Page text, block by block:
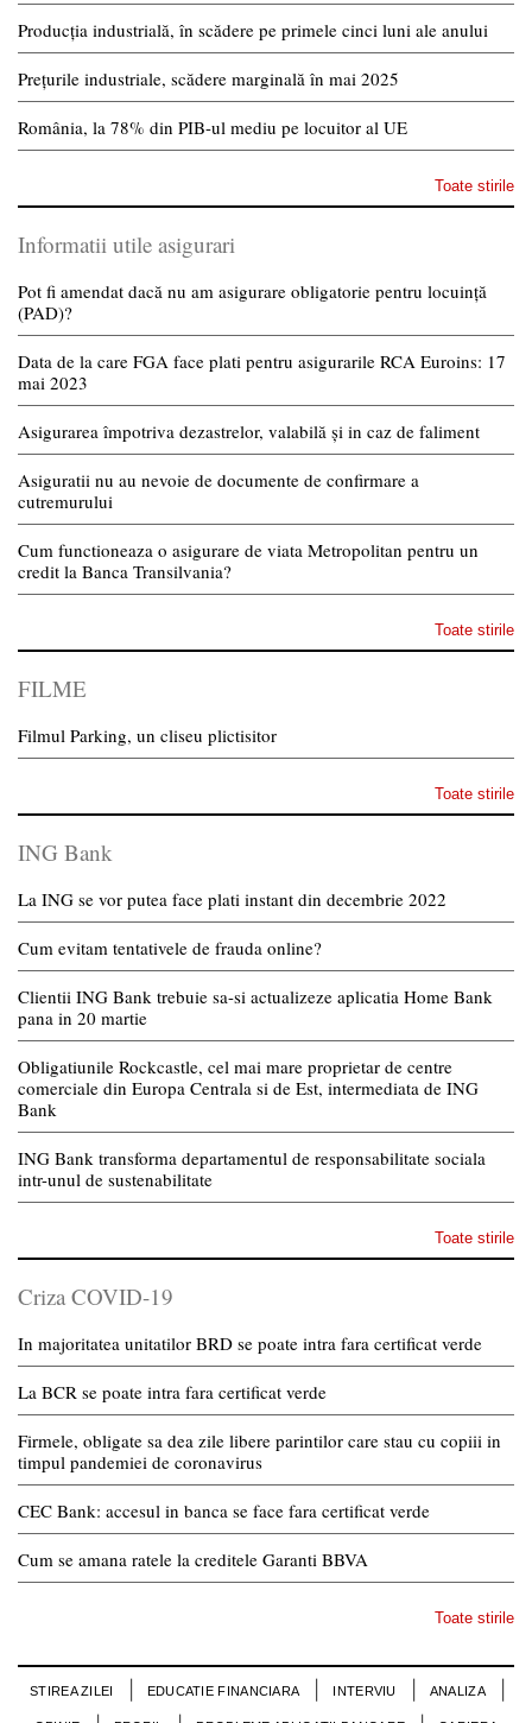
Producția industrială, în scădere pe primele cinci luni ale anului
Prețurile industriale, scădere marginală în mai 2025
România, la 78% din PIB-ul mediu pe locuitor al UE
Toate stirile
Informatii utile asigurari
Pot fi amendat dacă nu am asigurare obligatorie pentru locuință
(PAD)?
Data de la care FGA face plati pentru asigurarile RCA Euroins: 17
mai 2023
Asigurarea împotriva dezastrelor, valabilă și in caz de faliment
Asiguratii nu au nevoie de documente de confirmare a
cutremurului
Cum functioneaza o asigurare de viata Metropolitan pentru un
credit la Banca Transilvania?
Toate stirile
FILME
Filmul Parking, un cliseu plictisitor
Toate stirile
ING Bank
La ING se vor putea face plati instant din decembrie 2022
Cum evitam tentativele de frauda online?
Clientii ING Bank trebuie sa-si actualizeze aplicatia Home Bank
pana in 20 martie
Obligatiunile Rockcastle, cel mai mare proprietar de centre
comerciale din Europa Centrala si de Est, intermediata de ING
Bank
ING Bank transforma departamentul de responsabilitate sociala
intr-unul de sustenabilitate
Toate stirile
Criza COVID-19
In majoritatea unitatilor BRD se poate intra fara certificat verde
La BCR se poate intra fara certificat verde
Firmele, obligate sa dea zile libere parintilor care stau cu copiii in
timpul pandemiei de coronavirus
CEC Bank: accesul in banca se face fara certificat verde
Cum se amana ratele la creditele Garanti BBVA
Toate stirile
STIREA ZILEI EDUCATIE FINANCIARA INTERVIU ANALIZA